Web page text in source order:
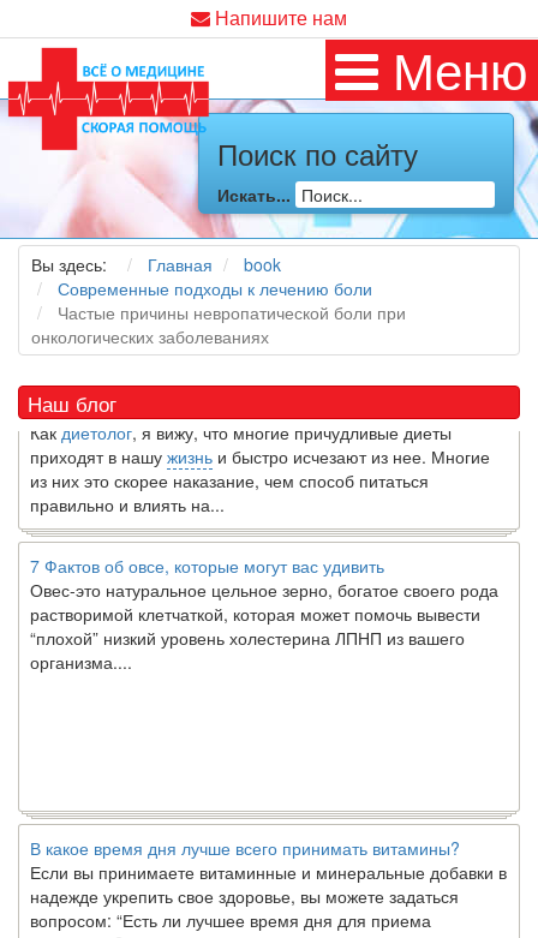
Напишите нам
Меню
Поиск по сайту
Искать...
Вы здесь: Главная
book
Современные подходы к лечению боли
Частые причины невропатической боли при
онкологических заболеваниях
Наш блог
Как я заболел во время локдауна?
Это странная ситуация: вы соблюдали все меры
предосторожности COVID-19 (вы почти все время дома),
но, тем не менее, вы каким-то образом простудились. Вы
можете задаться...
5 причин обратить внимание на средиземноморскую диету
Какдиетолог, я вижу, что многие причудливые диеты
приходят в нашужизньи быстро исчезают из нее. Многие
из них это скорее наказание, чем способ питаться
правильно и влиять на...
7 Фактов об овсе, которые могут вас удивить
Овес-это натуральное цельное зерно, богатое своего рода
растворимой клетчаткой, которая может помочь вывести
“плохой” низкий уровень холестерина ЛПНП из вашего
организма....
В какое время дня лучше всего принимать витамины?
Если вы принимаете витаминные и минеральные добавки в
надежде укрепить свое здоровье, вы можете задаться
вопросом: “Есть ли лучшее время дня для приема
витаминов?”